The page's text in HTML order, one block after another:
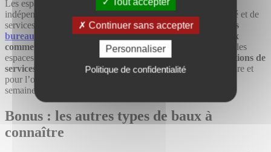
Continuer sans accepter
Personnaliser
Politique de confidentialité
Les espaces de coworking se multiplient, attirant à la fois des
indépendants mais aussi des entreprises en quête de flexibilité et de
services partagés.
Contrairement aux locaux classiques, les
bureaux partagésne sont pas toujours régis par des baux
commerciaux classiques.
En effet, dans la majorité des cas, les
espaces de coworking sont soumis àdes contrats de prestations de
services.
Cela permet une flexibilité maximale pour le locataire et
pour l’opérateur : tarifs modulables, occupation au mois, à la
semaine voire au jour, services inclus, installation rapide.
Bonus : les autres types de baux à
connaître